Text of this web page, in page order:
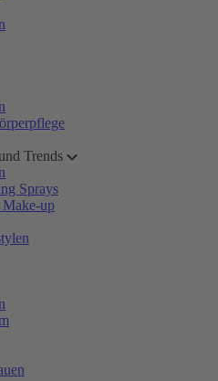
Trends
Sprays
Make-up